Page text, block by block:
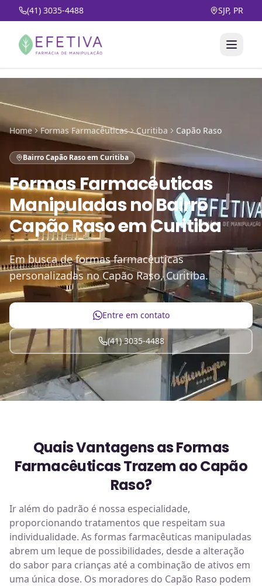
(41) 3035-4488 SJP, PR
Home Formas Farmacêuticas Curitiba Capão Raso
Bairro Capão Raso em Curitiba
Formas Farmacêuticas
ManipuladasnoBairro
Capão Raso em Curitiba
Em busca de formas farmacêuticas
personalizadas no Capão Raso, Curitiba.
Entre em contato
(41) 3035-4488
Quais Vantagens as Formas
Farmacêuticas Trazem ao Capão
Raso?
Ir além do padrão é nossa especialidade,
proporcionando tratamentos que respeitam sua
individualidade. As formas farmacêuticas manipuladas
abrem um leque de possibilidades, desde a alteração
do sabor para crianças até a combinação de ativos em
uma única dose. Os moradores do Capão Raso podem